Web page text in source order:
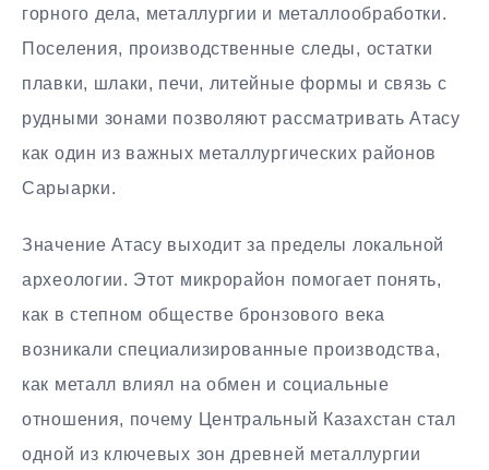
горного дела, металлургии и металлообработки.
Поселения, производственные следы, остатки
плавки, шлаки, печи, литейные формы и связь с
рудными зонами позволяют рассматривать Атасу
как один из важных металлургических районов
Сарыарки.
Значение Атасу выходит за пределы локальной
археологии. Этот микрорайон помогает понять,
как в степном обществе бронзового века
возникали специализированные производства,
как металл влиял на обмен и социальные
отношения, почему Центральный Казахстан стал
одной из ключевых зон древней металлургии